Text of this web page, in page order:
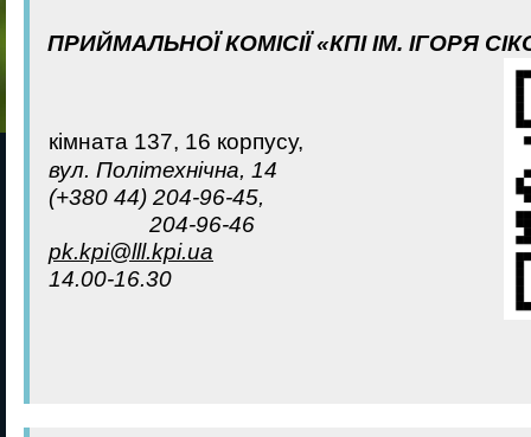
ПРИЙМАЛЬНОЇ КОМІСІЇ «КПІ ІМ. ІГОРЯ
кiмната 137, 16 корпусу,
вул. Політехнічна, 14
(+380 44) 204-96-45,
204-96-46
pk.kpi@lll.kpi.ua
14.00-16.30